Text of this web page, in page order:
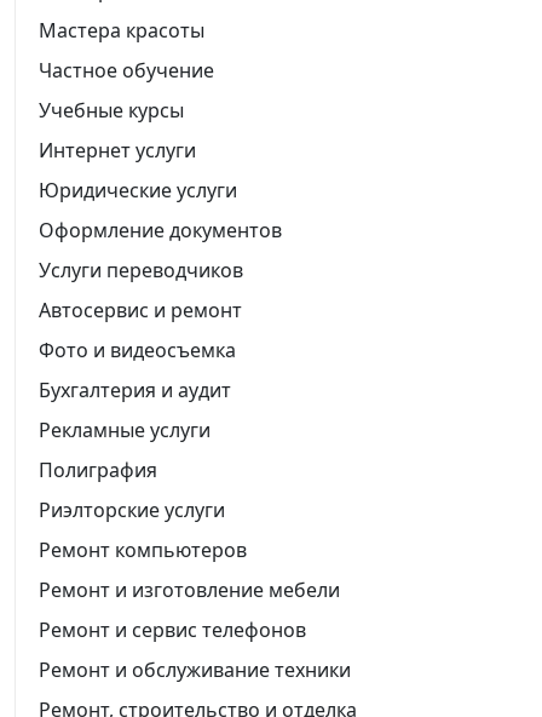
Мастера красоты
Частное обучение
Учебные курсы
Интернет услуги
Юридические услуги
Оформление документов
Услуги переводчиков
Автосервис и ремонт
Фото и видеосъемка
Бухгалтерия и аудит
Рекламные услуги
Полиграфия
Риэлторские услуги
Ремонт компьютеров
Ремонт и изготовление мебели
Ремонт и сервис телефонов
Ремонт и обслуживание техники
Ремонт, строительство и отделка